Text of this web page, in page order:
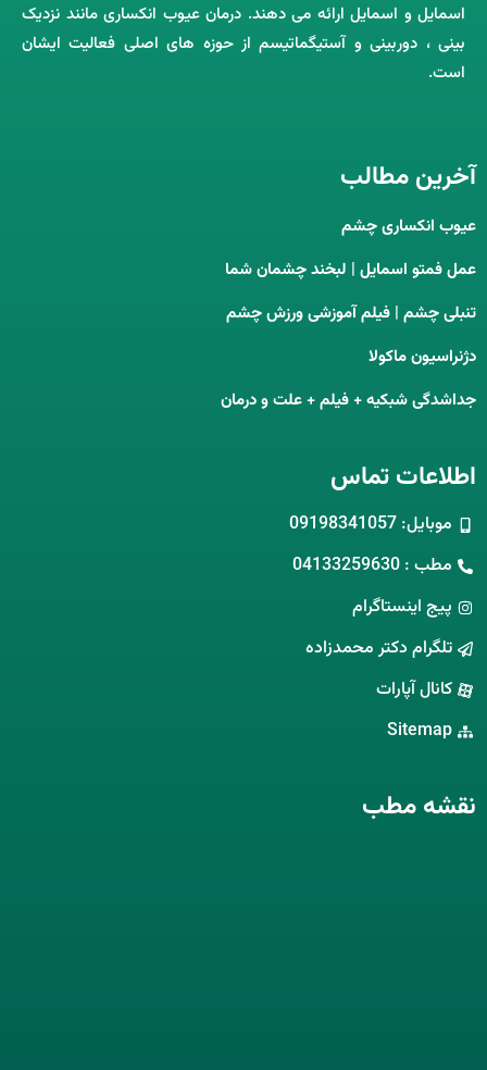
اسمایل و اسمایل ارائه می ‌دهند. درمان عیوب انکساری مانند نزدیک
‌بینی ، دوربینی و آستیگماتیسم از حوزه‌ های اصلی فعالیت ایشان
است.
آخرین مطالب
عیوب انکساری چشم
عمل فمتو اسمایل | لبخند چشمان شما
تنبلی چشم | فیلم آموزشی ورزش چشم
دژنراسیون ماکولا
جداشدگی شبکیه + فیلم + علت و درمان
اطلاعات تماس
موبایل: 09198341057
مطب : 04133259630
پیج اینستاگرام
تلگرام دکتر محمدزاده
کانال آپارات
Sitemap
نقشه مطب